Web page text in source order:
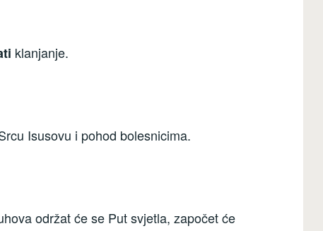
klanjanje.
Isusovu i pohod bolesnicima.
održat će se Put svjetla, započet će